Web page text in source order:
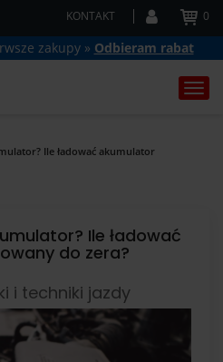
KONTAKT 0
zakupy » Odbieram rabat
Ile ładować akumulator
Ile ładować
do zera?
i techniki jazdy